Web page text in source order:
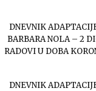
DNEVNIK
BARBARA NOLA – 2
RADOVI U DOBA
DNEVNIK